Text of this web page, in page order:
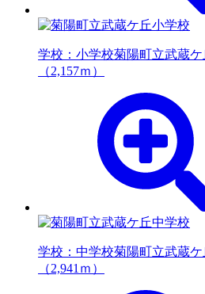
学校：小学校菊陽町立武蔵
（2,157ｍ）
学校：中学校菊陽町立武蔵
（2,941ｍ）